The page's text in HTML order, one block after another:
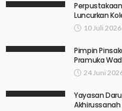
Luncurkan
10 Juli 2026
Pimpin
Pramuka
24 Juni
Yayasan